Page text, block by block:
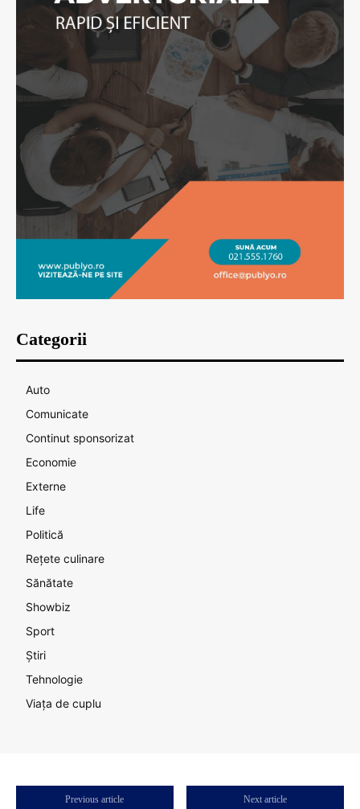
Categorii
Auto
Comunicate
Continut sponsorizat
Economie
Externe
Life
Politică
Rețete culinare
Sănătate
Showbiz
Sport
Știri
Tehnologie
Viața de cuplu
Previous article Next article